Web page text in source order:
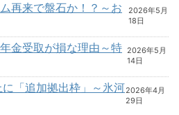
再来で盤石か！？～お
2026年5月
18日
金受取が損な理由～特 2026年5月
14日
「追加拠出枠」～氷河2026年4月
29日